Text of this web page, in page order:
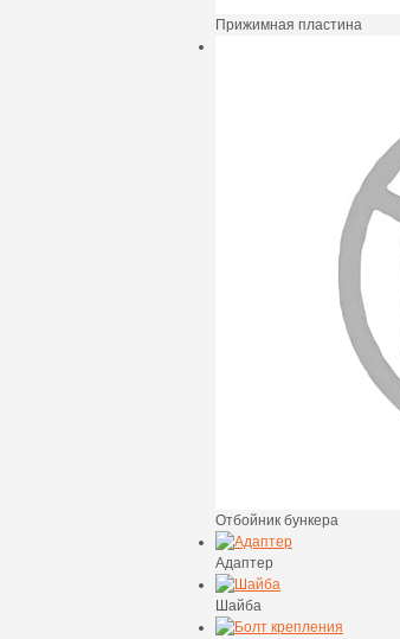
Прижимная пластина
Отбойник бункера
Адаптер
Шайба